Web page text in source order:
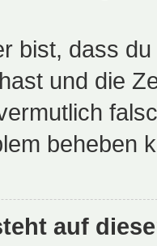
bist, dass
und die
beheben
auf